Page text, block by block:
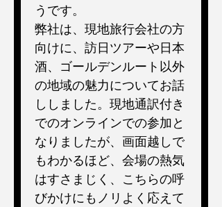
うです。
弊社は、現地旅行会社の方
向けに、訪日ツアーや日本
酒、ゴールデンルート以外
の地域の魅力についてお話
ししました。現地通訳付き
でのオンラインでの参加と
なりましたが、画面越しで
もわかるほど、会場の熱気
はすさまじく、こちらの呼
びかけにもノリよく応えて